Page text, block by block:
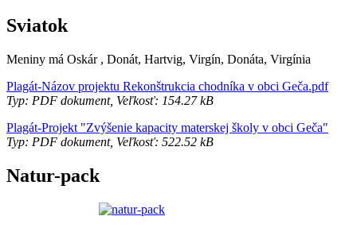
Sviatok
Meniny má Oskár , Donát, Hartvig, Virgín, Donáta, Virgínia
Plagát-Názov projektu Rekonštrukcia chodníka v obci Geča.pdf
Typ: PDF dokument, Veľkosť: 154.27 kB
Plagát-Projekt "Zvýšenie kapacity materskej školy v obci Geča"
Typ: PDF dokument, Veľkosť: 522.52 kB
Natur-pack